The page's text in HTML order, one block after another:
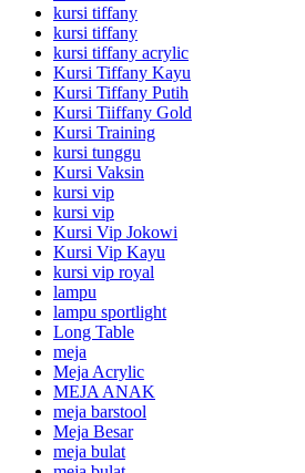
kursi tiffany
kursi tiffany
kursi tiffany acrylic
Kursi Tiffany Kayu
Kursi Tiffany Putih
Kursi Tiiffany Gold
Kursi Training
kursi tunggu
Kursi Vaksin
kursi vip
kursi vip
Kursi Vip Jokowi
Kursi Vip Kayu
kursi vip royal
lampu
lampu sportlight
Long Table
meja
Meja Acrylic
MEJA ANAK
meja barstool
Meja Besar
meja bulat